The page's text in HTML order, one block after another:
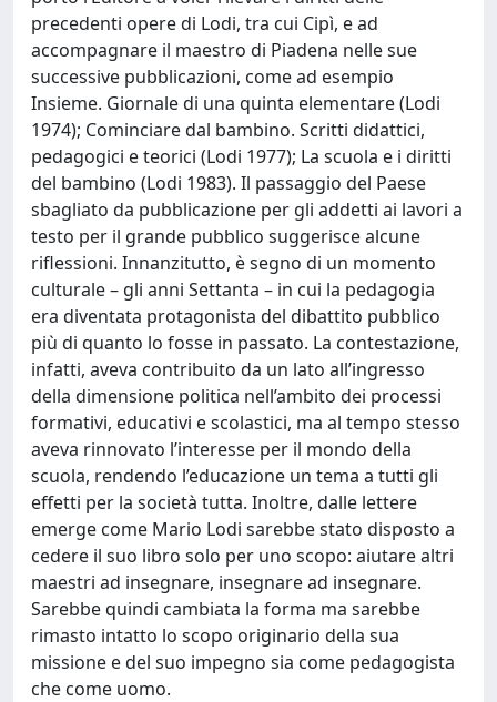
precedenti opere di Lodi, tra cui Cipì, e ad
accompagnare il maestro di Piadena nelle sue
successive pubblicazioni, come ad esempio
Insieme. Giornale di una quinta elementare (Lodi
1974); Cominciare dal bambino. Scritti didattici,
pedagogici e teorici (Lodi 1977); La scuola e i diritti
del bambino (Lodi 1983). Il passaggio del Paese
sbagliato da pubblicazione per gli addetti ai lavori a
testo per il grande pubblico suggerisce alcune
riflessioni. Innanzitutto, è segno di un momento
culturale – gli anni Settanta – in cui la pedagogia
era diventata protagonista del dibattito pubblico
più di quanto lo fosse in passato. La contestazione,
infatti, aveva contribuito da un lato all’ingresso
della dimensione politica nell’ambito dei processi
formativi, educativi e scolastici, ma al tempo stesso
aveva rinnovato l’interesse per il mondo della
scuola, rendendo l’educazione un tema a tutti gli
effetti per la società tutta. Inoltre, dalle lettere
emerge come Mario Lodi sarebbe stato disposto a
cedere il suo libro solo per uno scopo: aiutare altri
maestri ad insegnare, insegnare ad insegnare.
Sarebbe quindi cambiata la forma ma sarebbe
rimasto intatto lo scopo originario della sua
missione e del suo impegno sia come pedagogista
che come uomo.